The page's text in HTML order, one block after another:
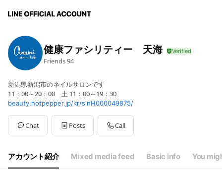
健康ファシリティー 天海
Friends94
新潟県新潟市のネイルサロンです
11：00～20：00 土 11：00～19：30
beauty.hotpepper.jp/kr/slnH000049875/
Chat Posts Call
アカウント紹介 Mixed media feed Basic info You